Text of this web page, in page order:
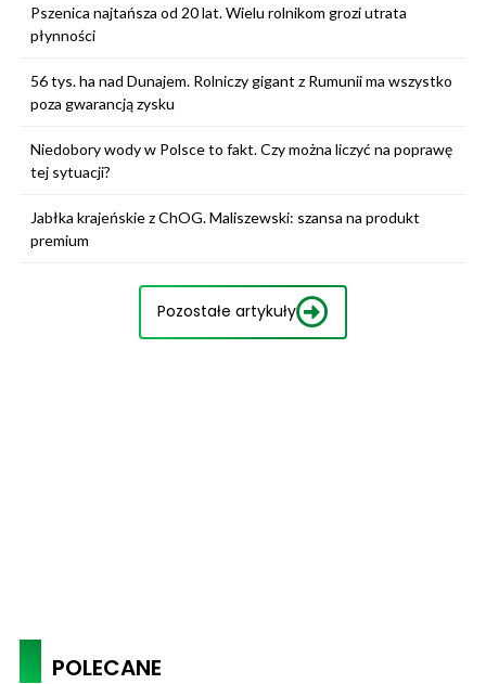
Pszenica najtańsza od 20 lat. Wielu rolnikom grozi utrata
płynności
56 tys. ha nad Dunajem. Rolniczy gigant z Rumunii ma wszystko
poza gwarancją zysku
Niedobory wody w Polsce to fakt. Czy można liczyć na poprawę
tej sytuacji?
Jabłka krajeńskie z ChOG. Maliszewski: szansa na produkt
premium
Pozostałe artykuły
POLECANE